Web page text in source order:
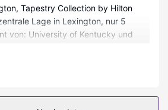
Tapestry Collection by Hilton
Lage in Lexington, nur 5
von: University of Kentucky und
von Hamburg Place entfernt.
42 Zimmer, die Kühlschrank und